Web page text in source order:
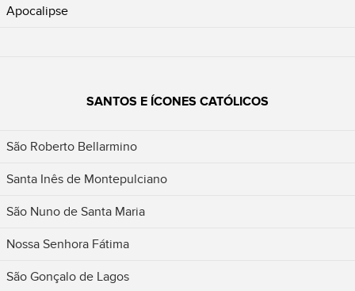
Apocalipse
SANTOS E ÍCONES CATÓLICOS
São Roberto Bellarmino
Santa Inês de Montepulciano
São Nuno de Santa Maria
Nossa Senhora Fátima
São Gonçalo de Lagos